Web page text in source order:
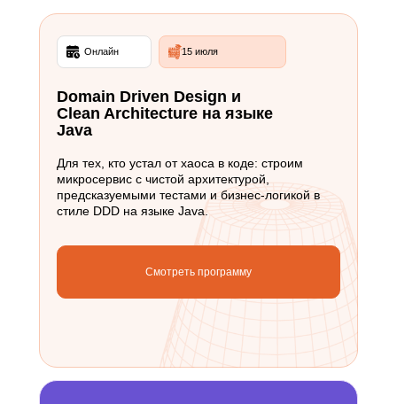
Domain Driven Design и
Clean Architecture на языке
Java
Смотреть программу
Для тех, кто устал от хаоса в коде: строим
микросервис с чистой архитектурой,
предсказуемыми тестами и бизнес-логикой в
стиле DDD на языке Java.
Онлайн 15 июля